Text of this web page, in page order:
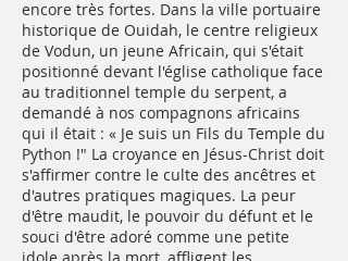
encore très fortes. Dans la ville portuaire
historique de Ouidah, le centre religieux
de Vodun, un jeune Africain, qui s'était
positionné devant l'église catholique face
au traditionnel temple du serpent, a
demandé à nos compagnons africains
qui il était : « Je suis un Fils du Temple du
Python !" La croyance en Jésus-Christ doit
s'affirmer contre le culte des ancêtres et
d'autres pratiques magiques. La peur
d'être maudit, le pouvoir du défunt et le
souci d'être adoré comme une petite